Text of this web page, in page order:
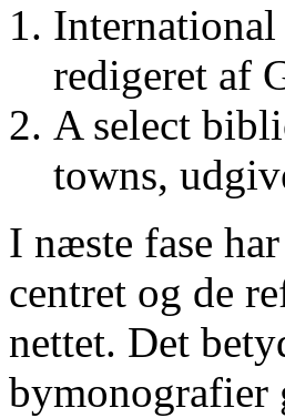
redigeret af
A select
towns,
I næste fase
centret og de
nettet. Det
bymonografier